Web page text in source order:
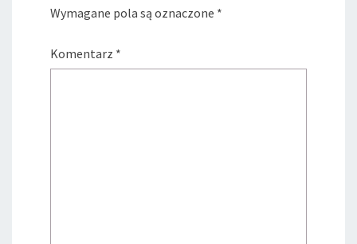
Wymagane pola są oznaczone *
Komentarz *